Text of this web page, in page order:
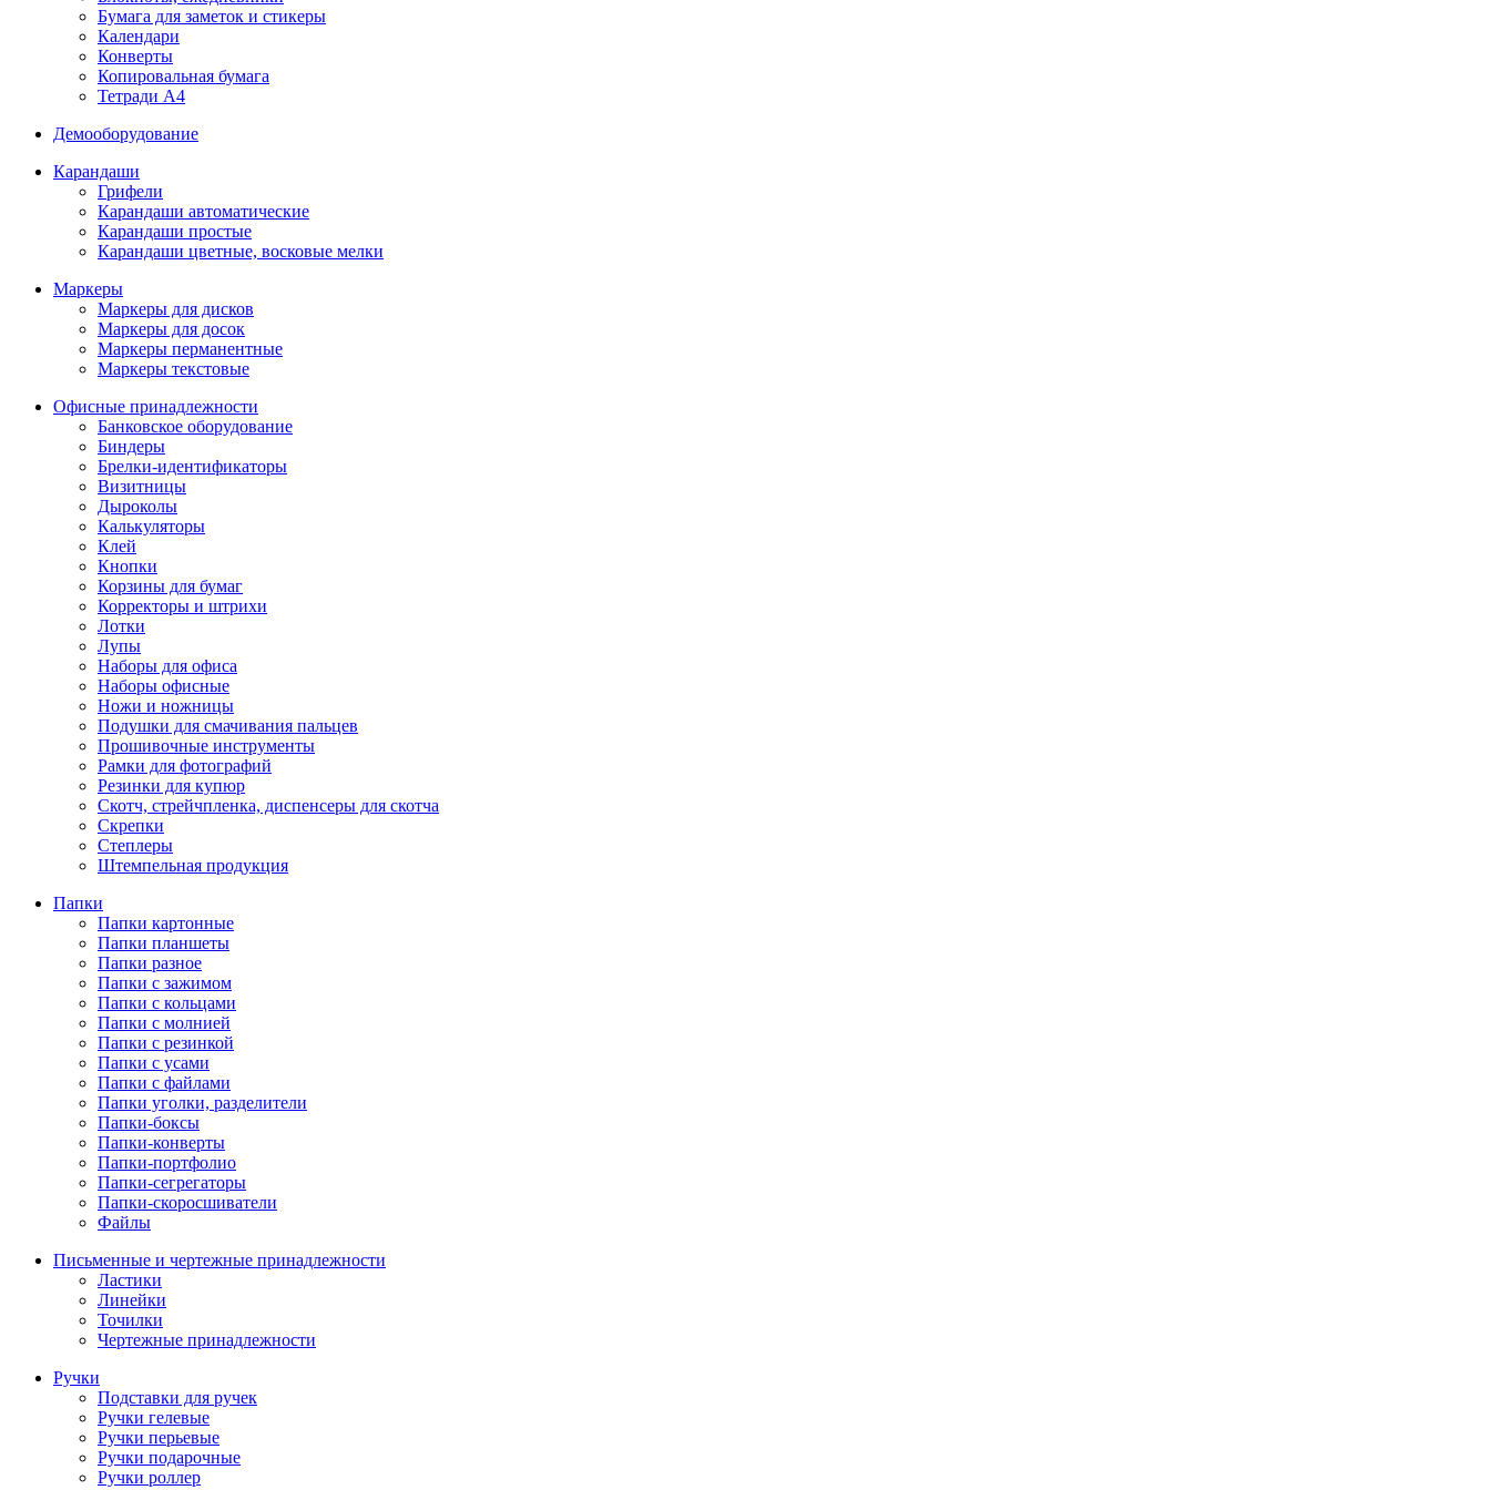
Бумага для заметок и стикеры
Календари
Конверты
Копировальная бумага
Тетради А4
Демооборудование
Карандаши
Грифели
Карандаши автоматические
Карандаши простые
Карандаши цветные, восковые мелки
Маркеры
Маркеры для дисков
Маркеры для досок
Маркеры перманентные
Маркеры текстовые
Офисные принадлежности
Банковское оборудование
Биндеры
Брелки-идентификаторы
Визитницы
Дыроколы
Калькуляторы
Клей
Кнопки
Корзины для бумаг
Корректоры и штрихи
Лотки
Лупы
Наборы для офиса
Наборы офисные
Ножи и ножницы
Подушки для смачивания пальцев
Прошивочные инструменты
Рамки для фотографий
Резинки для купюр
Скотч, стрейчпленка, диспенсеры для скотча
Скрепки
Степлеры
Штемпельная продукция
Папки
Папки картонные
Папки планшеты
Папки разное
Папки с зажимом
Папки с кольцами
Папки с молнией
Папки с резинкой
Папки с усами
Папки с файлами
Папки уголки, разделители
Папки-боксы
Папки-конверты
Папки-портфолио
Папки-сегрегаторы
Папки-скоросшиватели
Файлы
Письменные и чертежные принадлежности
Ластики
Линейки
Точилки
Чертежные принадлежности
Ручки
Подставки для ручек
Ручки гелевые
Ручки перьевые
Ручки подарочные
Ручки роллер